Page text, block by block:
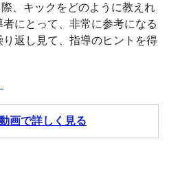
、キックをどのように教えれ
にとって、非常に参考になる
返し見て、指導のヒントを得
画で詳しく見る